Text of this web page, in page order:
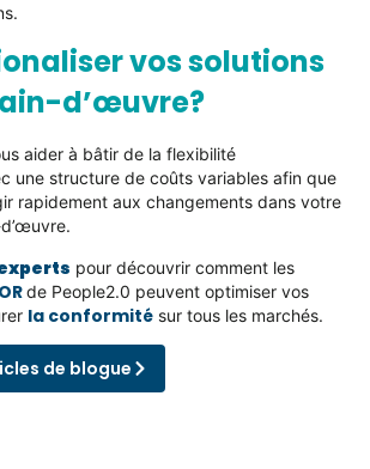
vos solutions
d’œuvre?
aider à bâtir de la flexibilité
une structure de coûts variables afin que
rapidement aux changements dans votre
pour découvrir comment les
de People2.0 peuvent optimiser vos
la conformité sur tous les marchés.
de blogue